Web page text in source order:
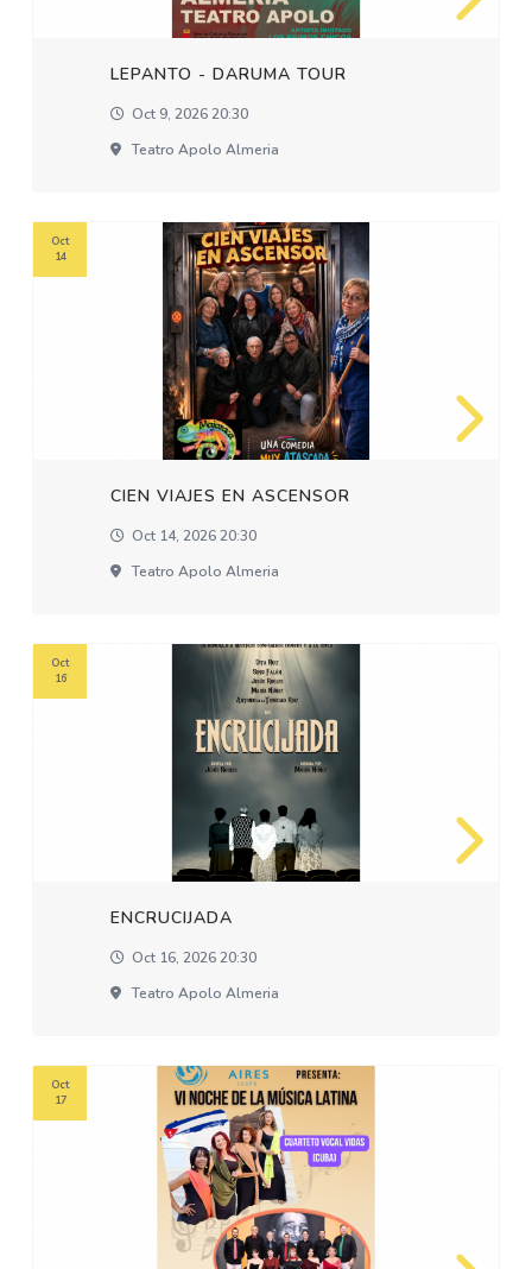
LEPANTO - DARUMA TOUR
Oct 9, 2026 20:30
Teatro Apolo Almeria
CIEN VIAJES EN ASCENSOR
Oct 14, 2026 20:30
Teatro Apolo Almeria
Oct
14
ENCRUCIJADA
Oct 16, 2026 20:30
Teatro Apolo Almeria
Oct
16
Oct
17